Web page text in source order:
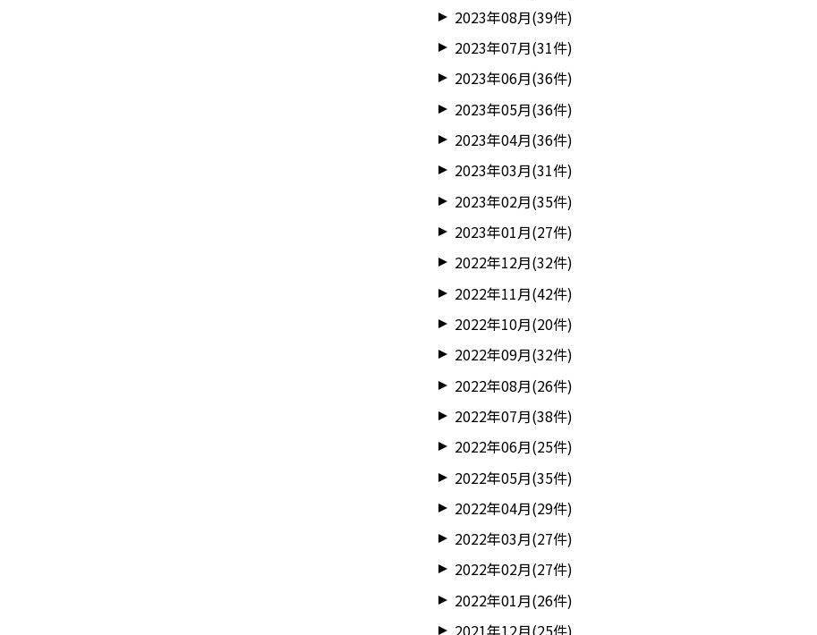
2023年08月(39件)
2023年07月(31件)
2023年06月(36件)
2023年05月(36件)
2023年04月(36件)
2023年03月(31件)
2023年02月(35件)
2023年01月(27件)
2022年12月(32件)
2022年11月(42件)
2022年10月(20件)
2022年09月(32件)
2022年08月(26件)
2022年07月(38件)
2022年06月(25件)
2022年05月(35件)
2022年04月(29件)
2022年03月(27件)
2022年02月(27件)
2022年01月(26件)
2021年12月(25件)